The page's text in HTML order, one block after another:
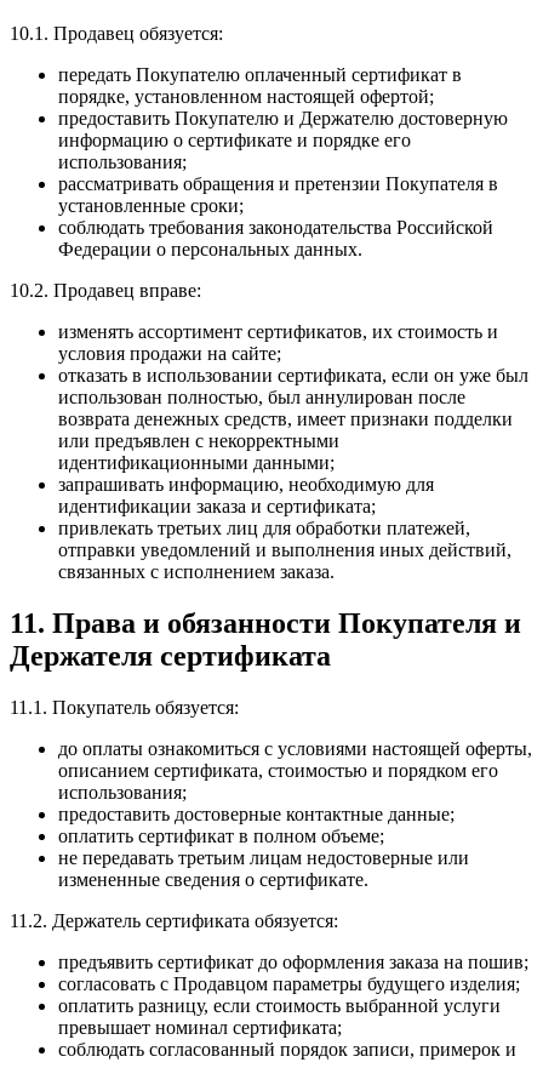
10.1. Продавец обязуется:
передать Покупателю оплаченный сертификат в
порядке, установленном настоящей офертой;
предоставить Покупателю и Держателю достоверную
информацию о сертификате и порядке его
использования;
рассматривать обращения и претензии Покупателя в
установленные сроки;
соблюдать требования законодательства Российской
Федерации о персональных данных.
10.2. Продавец вправе:
изменять ассортимент сертификатов, их стоимость и
условия продажи на сайте;
отказать в использовании сертификата, если он уже был
использован полностью, был аннулирован после
возврата денежных средств, имеет признаки подделки
или предъявлен с некорректными
идентификационными данными;
запрашивать информацию, необходимую для
идентификации заказа и сертификата;
привлекать третьих лиц для обработки платежей,
отправки уведомлений и выполнения иных действий,
связанных с исполнением заказа.
11. Права и обязанности Покупателя и
Держателя сертификата
11.1. Покупатель обязуется:
до оплаты ознакомиться с условиями настоящей оферты,
описанием сертификата, стоимостью и порядком его
использования;
предоставить достоверные контактные данные;
оплатить сертификат в полном объеме;
не передавать третьим лицам недостоверные или
измененные сведения о сертификате.
11.2. Держатель сертификата обязуется:
предъявить сертификат до оформления заказа на пошив;
согласовать с Продавцом параметры будущего изделия;
оплатить разницу, если стоимость выбранной услуги
превышает номинал сертификата;
соблюдать согласованный порядок записи, примерок и